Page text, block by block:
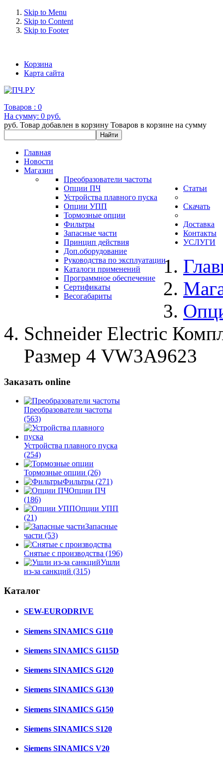
Skip to Menu
Skip to Content
Skip to Footer
Корзина
Карта сайта
Товаров : 0
На сумму: 0 руб.
руб. Товар добавлен в корзину Товаров в корзине на сумму
Главная
Новости
Магазин
Преобразователи частоты
Опции ПЧ
Устройства плавного пуска
Опции УПП
Тормозные опции
Фильтры
Запасные части
Статьи
Принцип действия
Доп.оборудование
Скачать
Руководства по эксплуатации
Каталоги применений
Программное обеспечение
Сертификаты
Весогабариты
Доставка
Контакты
УСЛУГИ
Schneider Electric
Размер 4 VW3A9623
Заказать online
Преобразователи частоты
(563)
Устройства плавного пуска
(254)
Тормозные опции (26)
Фильтры (271)
Опции ПЧ
(186)
Опции УПП
(21)
Запасные
части (53)
Снятые с производства (196)
Ушли
из-за санкций (315)
Каталог
SEW-EURODRIVE
Siemens SINAMICS G110
Siemens SINAMICS G115D
Siemens SINAMICS G120
Siemens SINAMICS G130
Siemens SINAMICS G150
Siemens SINAMICS S120
Siemens SINAMICS V20